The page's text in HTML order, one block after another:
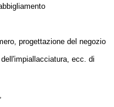
progettazione del negozio
ecc. di
,